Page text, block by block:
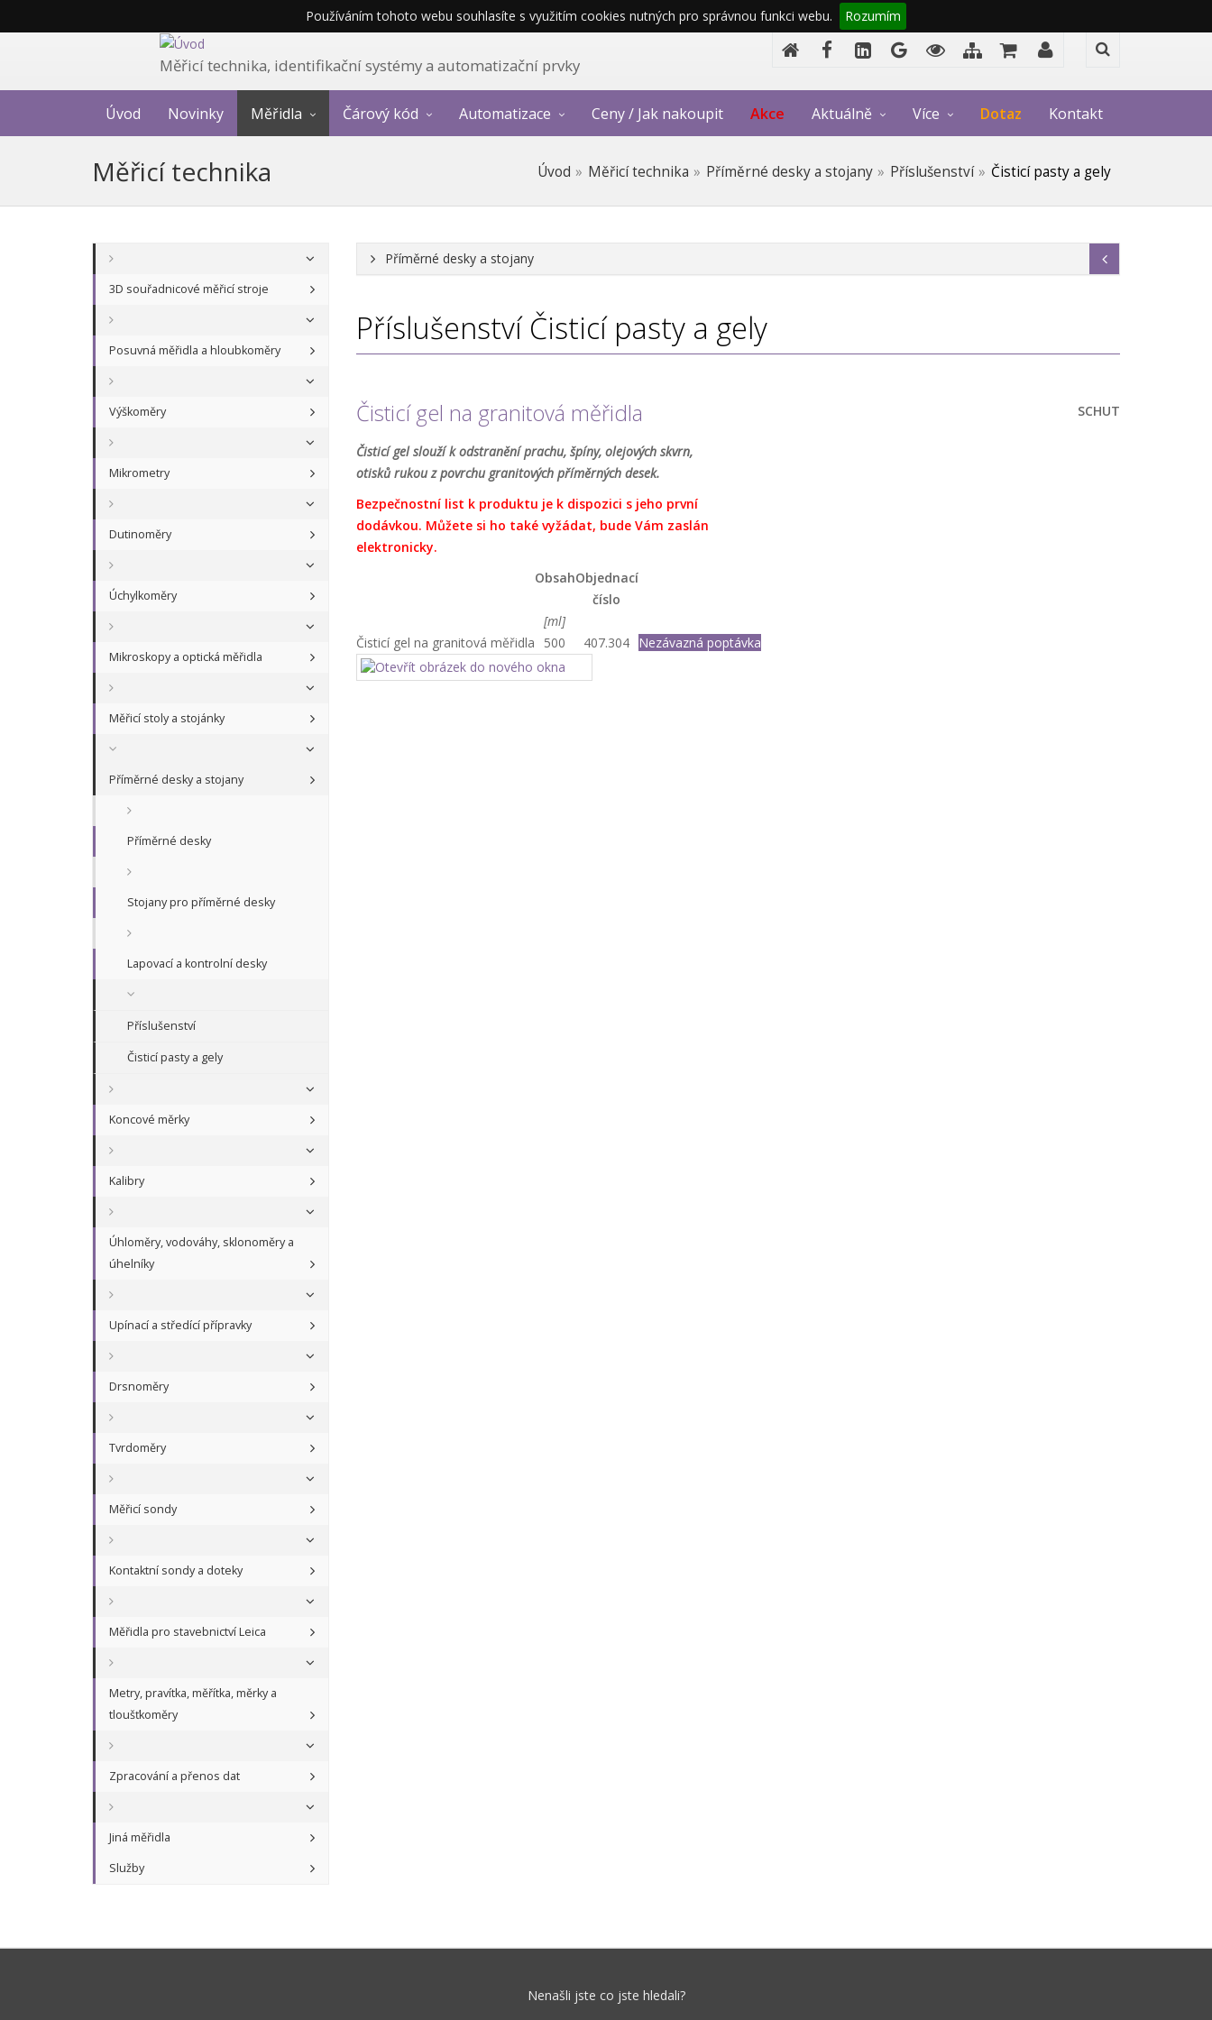
Používáním tohoto webu souhlasíte s využitím cookies nutných pro správnou funkci webu. Rozumím
Měřicí technika, identifikační systémy a automatizační prvky
Úvod Novinky Měřidla Čárový kód Automatizace Ceny / Jak nakoupit Akce Aktuálně Více Dotaz Kontakt
Měřicí technika Úvod Měřicí technika Příměrné desky a stojany Příslušenství Čisticí pasty a gely
3D souřadnicové měřicí stroje
Posuvná měřidla a hloubkoměry
Výškoměry
Mikrometry
Dutinoměry
Úchylkoměry
Mikroskopy a optická měřidla
Měřicí stoly a stojánky
Příměrné desky a stojany
Příměrné desky
Stojany pro příměrné desky
Lapovací a kontrolní desky
Příslušenství
Čisticí pasty a gely
Koncové měrky
Kalibry
Úhloměry, vodováhy, sklonoměry a
úhelníky
Upínací a středící přípravky
Drsnoměry
Tvrdoměry
Měřicí sondy
Kontaktní sondy a doteky
Měřidla pro stavebnictví Leica
Metry, pravítka, měřítka, měrky a
tloušťkoměry
Zpracování a přenos dat
Jiná měřidla
Služby
Příměrné desky a stojany
Příslušenství Čisticí pasty a gely
Čisticí gel na granitová měřidla SCHUT
Čisticí gel slouží k odstranění prachu, špíny, olejových skvrn,
otisků rukou z povrchu granitových příměrných desek.
Bezpečnostní list k produktu je k dispozici s jeho první
dodávkou. Můžete si ho také vyžádat, bude Vám zaslán
elektronicky.
ObsahObjednací
číslo
[ml]
Čisticí gel na granitová měřidla
500 407.304 Nezávazná poptávka
Nenašli jste co jste hledali?